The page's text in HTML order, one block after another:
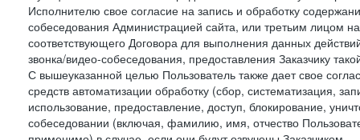
Исполнителю свое согласие на запись и обработку
собеседования Администрацией сайта, или третьим лицом
соответствующего Договора для выполнения данных
звонка/видео-собеседования, предоставления Заказчику
С вышеуказанной целью Пользователь также дает свое
средств автоматизации обработку (сбор, систематизация,
использование, предоставление, доступ, блокирование,
собеседовании (включая, фамилию, имя, отчество